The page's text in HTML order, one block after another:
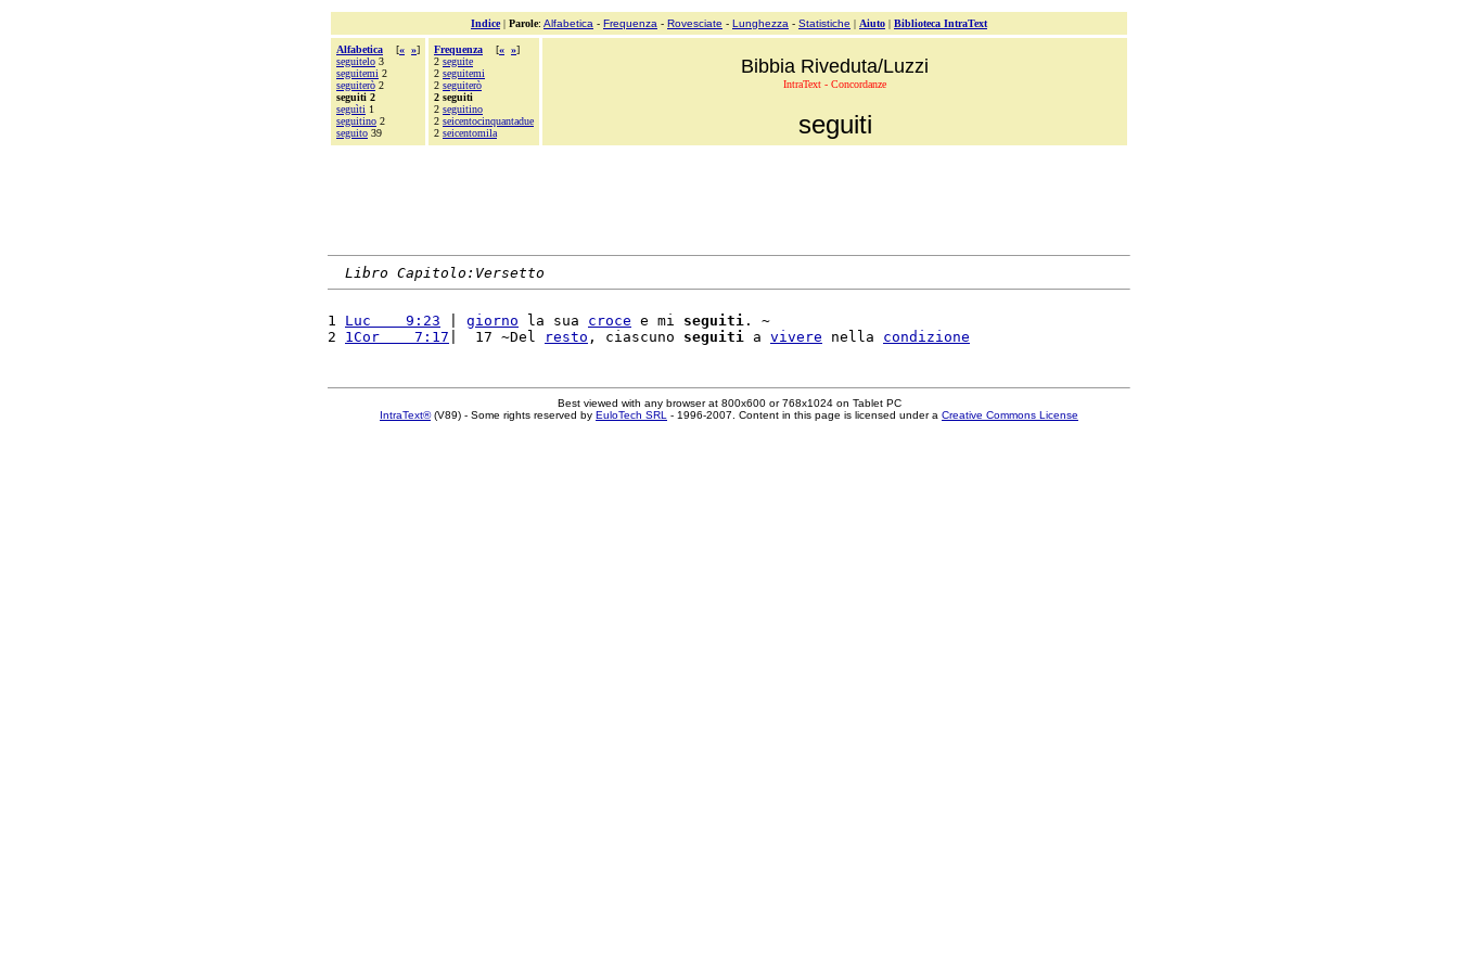
Indice| Parole: Alfabetica - Frequenza - Rovesciate - Lunghezza - Statistiche | Aiuto | Biblioteca IntraText
Alfabetica [« »]
seguitelo 3
seguitemi 2
seguiterò 2
seguiti 2
seguìti 1
seguitino 2
seguito 39
Frequenza [« »]
2 seguite
2 seguitemi
2 seguiterò
2 seguiti
2 seguitino
2 seicentocinquantadue
2 seicentomila
Bibbia Riveduta/Luzzi
IntraText - Concordanze
seguiti
Libro Capitolo:Versetto
1 Luc    9:23 giorno la sua croce e mi seguiti . ~
2 1Cor    7:17 |  17 ~Del resto , ciascuno seguiti a vivere nella condizione
Best viewed with any browser at 800x600 or 768x1024 on Tablet PC
IntraText®(V89) - Some rights reserved by EuloTech SRL - 1996-2007. Content in this page is licensed under a Creative Commons License